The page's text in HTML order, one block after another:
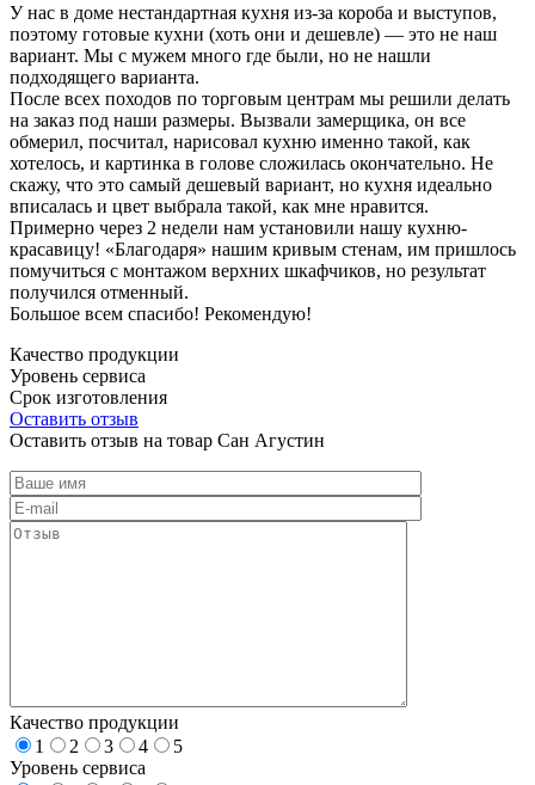
У нас в доме нестандартная кухня из-за короба и выступов,
поэтому готовые кухни (хоть они и дешевле) — это не наш
вариант. Мы с мужем много где были, но не нашли
подходящего варианта.
После всех походов по торговым центрам мы решили делать
на заказ под наши размеры. Вызвали замерщика, он все
обмерил, посчитал, нарисовал кухню именно такой, как
хотелось, и картинка в голове сложилась окончательно. Не
скажу, что это самый дешевый вариант, но кухня идеально
вписалась и цвет выбрала такой, как мне нравится.
Примерно через 2 недели нам установили нашу кухню-
красавицу! «Благодаря» нашим кривым стенам, им пришлось
помучиться с монтажом верхних шкафчиков, но результат
получился отменный.
Большое всем спасибо! Рекомендую!
Качество продукции
Уровень сервиса
Срок изготовления
Оставить отзыв
Оставить отзыв на товар Сан Агустин
Качество продукции
1
2 3 4
5
Уровень сервиса